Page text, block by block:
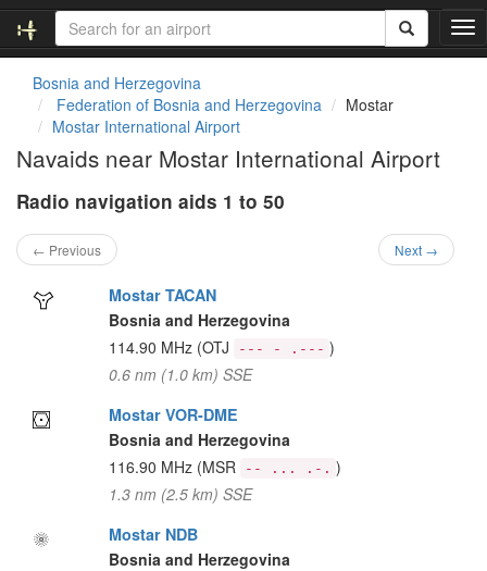
T
o
Bosnia and Herzegovina
Federation of Bosnia and Herzegovina
Mostar
Mostar International Airport
Navaids near Mostar International Airport
Radio navigation aids 1 to 50
← Previous Next →
Mostar TACAN
Bosnia and Herzegovina
114.90 MHz (OTJ --- - .--- )
0.6 nm (1.0 km) SSE
Mostar VOR-DME
Bosnia and Herzegovina
116.90 MHz (MSR -- ... .-. )
1.3 nm (2.5 km) SSE
Mostar NDB
Bosnia and Herzegovina